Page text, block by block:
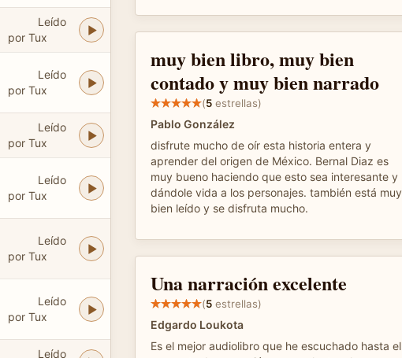
Leído
por Tux
Leído
por Tux
Leído
por Tux
Leído
por Tux
Leído
por Tux
Leído
por Tux
Leído
muy bien libro, muy bien
contado y muy bien narrado
(5 estrellas)
Pablo González
disfrute mucho de oír esta historia entera y
aprender del origen de México. Bernal Diaz es
muy bueno haciendo que esto sea interesante y
dándole vida a los personajes. también está muy
bien leído y se disfruta mucho.
Una narración excelente
(5 estrellas)
Edgardo Loukota
Es el mejor audiolibro que he escuchado hasta el